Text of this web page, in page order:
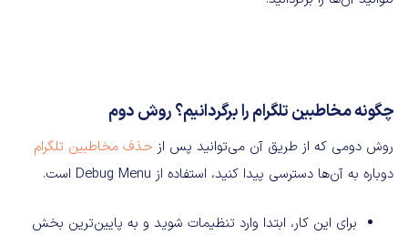
چگونه مخاطبین تلگرام را برگردانیم؟ روش دوم
روش دومی که از طریق آن می‌توانید پس از حذف مخاطبین تلگرام
دوباره به آن‌ها دسترسی پیدا کنید، استفاده از Debug Menu است.
برای این کار، ابتدا وارد تنظیمات شوید و به‌ پایین‌ترین بخش